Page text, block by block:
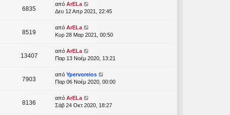
6835
από ArELa
Δευ 12 Απρ 2021, 22:45
8519
από ArELa
Κυρ 28 Μαρ 2021, 00:50
13407
από ArELa
Παρ 13 Νοέμ 2020, 13:21
7903
από Ypervoreios
Παρ 06 Νοέμ 2020, 00:00
8136
από ArELa
Σάβ 24 Οκτ 2020, 18:27